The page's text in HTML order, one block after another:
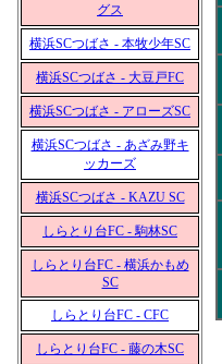
グス
横浜SCつばさ - 本牧少年SC
横浜SCつばさ - 大豆戸FC
横浜SCつばさ - アローズSC
横浜SCつばさ - あざみ野キ
ッカーズ
横浜SCつばさ - KAZU SC
しらとり台FC - 駒林SC
しらとり台FC - 横浜かもめ
SC
しらとり台FC - CFC
しらとり台FC - 藤の木SC